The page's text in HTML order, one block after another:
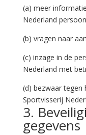
(a) meer
Nederland
(b) vragen naar
(c) inzage in de
Nederland met
(d) bezwaar tegen
Sportvisserij
3.
gegevens